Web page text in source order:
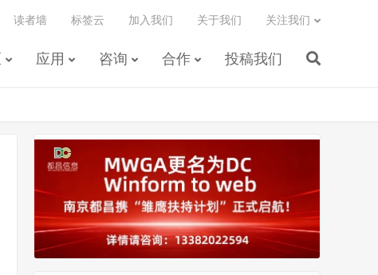
应用 咨询 合作 投稿我们
读者墙 标签云 加入我们 关于我们 关注我们